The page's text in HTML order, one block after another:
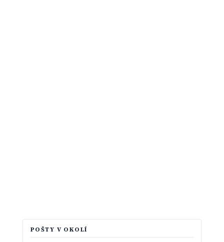
POŠTY V OKOLÍ